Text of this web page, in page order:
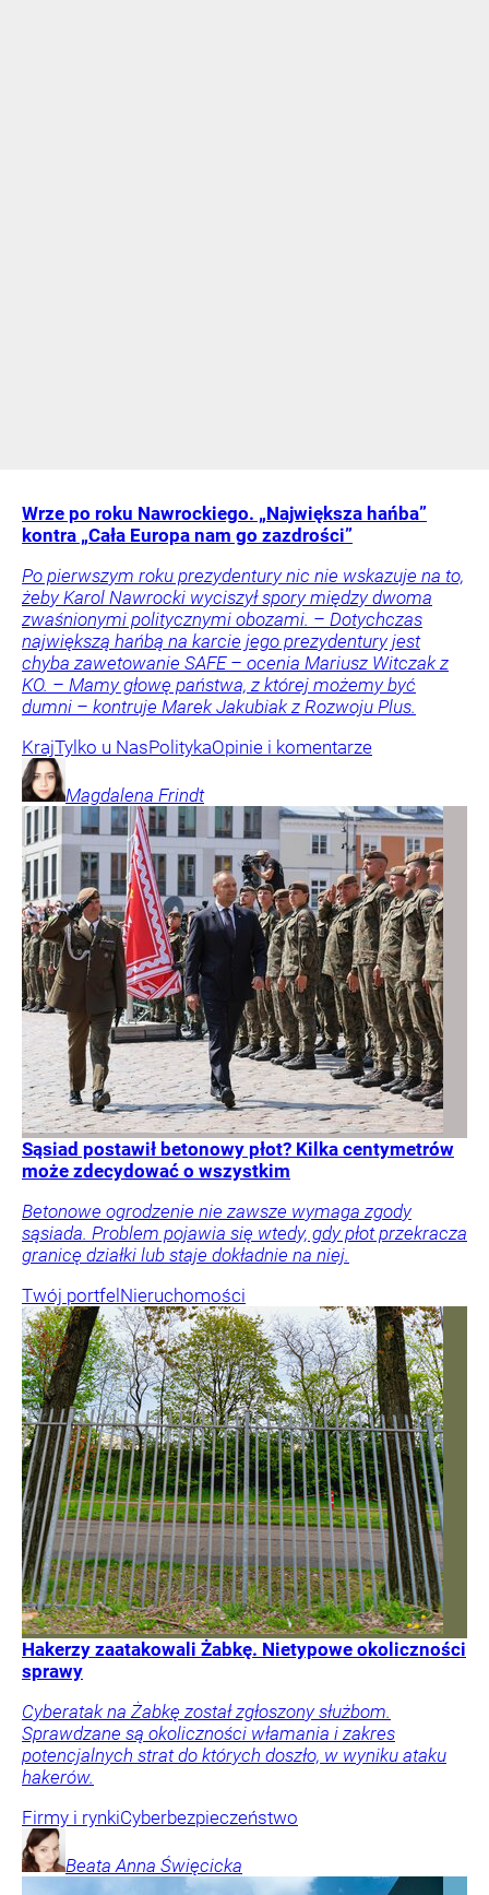
Wrze po roku Nawrockiego. „Największa hańba”
kontra „Cała Europa nam go zazdrości”
Po pierwszym roku prezydentury nic nie wskazuje na to,
żeby Karol Nawrocki wyciszył spory między dwoma
zwaśnionymi politycznymi obozami. – Dotychczas
największą hańbą na karcie jego prezydentury jest
chyba zawetowanie SAFE – ocenia Mariusz Witczak z
KO. – Mamy głowę państwa, z której możemy być
dumni – kontruje Marek Jakubiak z Rozwoju Plus.
KrajTylko u NasPolitykaOpinie i komentarze
Magdalena Frindt
Sąsiad postawił betonowy płot? Kilka centymetrów
może zdecydować o wszystkim
Betonowe ogrodzenie nie zawsze wymaga zgody
sąsiada. Problem pojawia się wtedy, gdy płot przekracza
granicę działki lub staje dokładnie na niej.
Twój portfelNieruchomości
Hakerzy zaatakowali Żabkę. Nietypowe okoliczności
sprawy
Cyberatak na Żabkę został zgłoszony służbom.
Sprawdzane są okoliczności włamania i zakres
potencjalnych strat do których doszło, w wyniku ataku
hakerów.
Firmy i rynkiCyberbezpieczeństwo
Beata Anna Święcicka